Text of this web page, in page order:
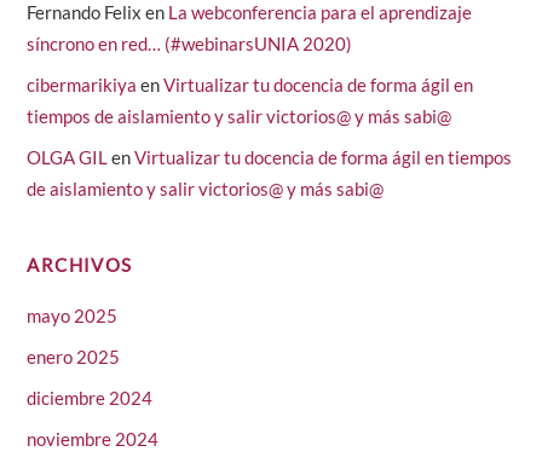
Fernando Felix en La webconferencia para el aprendizaje
síncrono en red… (#webinarsUNIA 2020)
cibermarikiya enVirtualizar tu docencia de forma ágil en
tiempos de aislamiento y salir victorios@ y más sabi@
OLGA GILenVirtualizar tu docencia de forma ágil en tiempos
de aislamiento y salir victorios@ y más sabi@
ARCHIVOS
mayo 2025
enero 2025
diciembre 2024
noviembre 2024